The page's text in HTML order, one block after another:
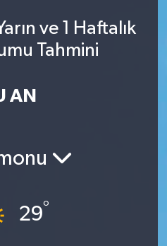
ve 1 Haftalık
Tahmini
AN
29°